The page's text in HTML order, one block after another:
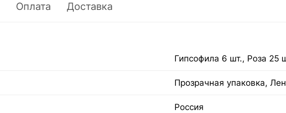
Оплата Доставка
Гипсофила 6 шт., Роза 25
Прозрачная упаковка,
Россия